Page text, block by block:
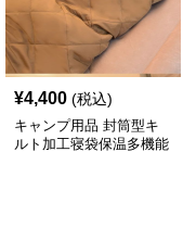
¥4,400 (税込)
キャンプ用品 封筒型キ
ルト加工寝袋保温多機能